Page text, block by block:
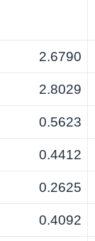
2.6790
2.8029
0.5623
0.4412
0.2625
0.4092